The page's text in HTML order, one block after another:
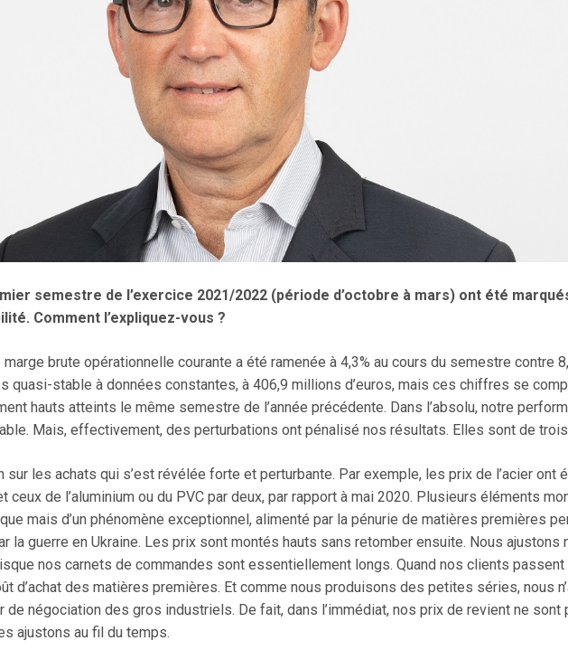
semestre de l’exercice 2021/2022 (période d’octobre à mars) ont été
Comment l’expliquez-vous ?
brute opérationnelle courante a été ramenée à 4,3% au cours du semestre contre
quasi-stable à données constantes, à 406,9 millions d’euros, mais ces chiffres se
hauts atteints le même semestre de l’année précédente. Dans l’absolu, notre
Mais, effectivement, des perturbations ont pénalisé nos résultats. Elles sont de
sur les achats qui s’est révélée forte et perturbante. Par exemple, les prix de l’acier ont
de l’aluminium ou du PVC par deux, par rapport à mai 2020. Plusieurs éléments
mais d’un phénomène exceptionnel, alimenté par la pénurie de matières premières
la guerre en Ukraine. Les prix sont montés hauts sans retomber ensuite. Nous ajustons
nos carnets de commandes sont essentiellement longs. Quand nos clients passent
d’achat des matières premières. Et comme nous produisons des petites séries, nous
de négociation des gros industriels. De fait, dans l’immédiat, nos prix de revient ne sont
ajustons au fil du temps.